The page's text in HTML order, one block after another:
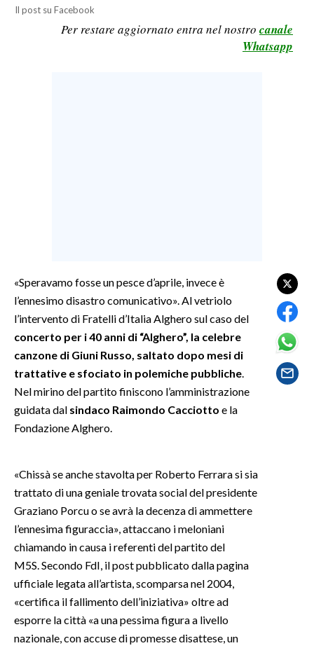
RISULTATI E CLASSIFICHE
SALUTE
SARDEGNA TURISMO
SARDI NEL MONDO
NOTIZIE
EVENTI
#CARAUNIONE
INSULARITÀ
INFO AZIENDE
ANNUNCI
NECROLOGI
PUBBLICITÀ
SPIAGGE
Il post su Facebook
Per restare aggiornato entra nel nostro canale
Whatsapp
«Speravamo fosse un pesce d’aprile, invece è
l’ennesimo disastro comunicativo». Al vetriolo
l’intervento di Fratelli d’Italia Alghero sul caso del
concerto per i 40 anni di “Alghero”, la celebre
canzone di Giuni Russo, saltato dopo mesi di
trattative e sfociato in polemiche pubbliche
Nel mirino del partito finiscono l’amministrazione
guidata dal sindaco Raimondo Cacciotto e la
Fondazione Alghero.
«Chissà se anche stavolta per Roberto Ferrara si sia
trattato di una geniale trovata social del presidente
Graziano Porcu o se avrà la decenza di ammettere
l’ennesima figuraccia», attaccano i meloniani
chiamando in causa i referenti del partito del
M5S. Secondo FdI, il post pubblicato dalla pagina
ufficiale legata all’artista, scomparsa nel 2004,
«certifica il fallimento dell’iniziativa» oltre ad
esporre la città «a una pessima figura a livello
nazionale, con accuse di promesse disattese, un